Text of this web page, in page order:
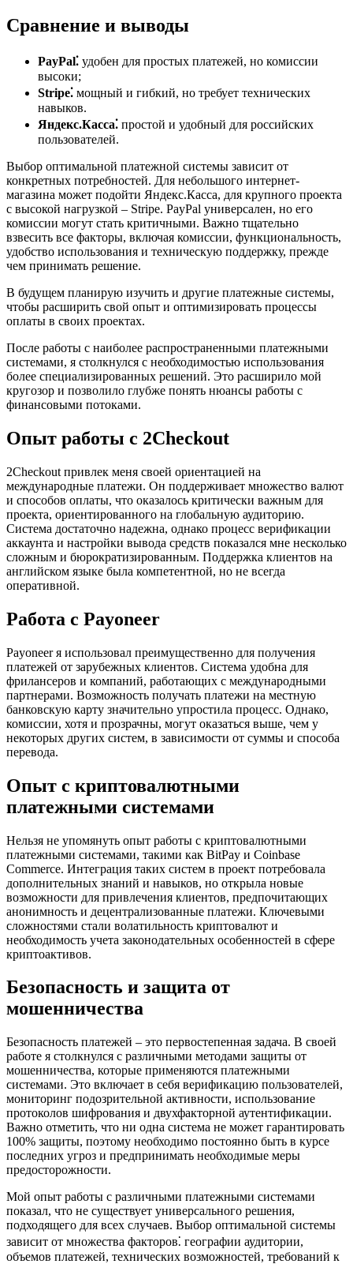
Сравнение и выводы
PayPal⁚ удобен для простых платежей, но комиссии
высоки;
Stripe⁚ мощный и гибкий, но требует технических
навыков.
Яндекс.Касса⁚ простой и удобный для российских
пользователей.
Выбор оптимальной платежной системы зависит от
конкретных потребностей. Для небольшого интернет-
магазина может подойти Яндекс.Касса, для крупного проекта
с высокой нагрузкой – Stripe. PayPal универсален, но его
комиссии могут стать критичными. Важно тщательно
взвесить все факторы, включая комиссии, функциональность,
удобство использования и техническую поддержку, прежде
чем принимать решение.
В будущем планирую изучить и другие платежные системы,
чтобы расширить свой опыт и оптимизировать процессы
оплаты в своих проектах.
После работы с наиболее распространенными платежными
системами, я столкнулся с необходимостью использования
более специализированных решений. Это расширило мой
кругозор и позволило глубже понять нюансы работы с
финансовыми потоками.
Опыт работы с 2Checkout
2Checkout привлек меня своей ориентацией на
международные платежи. Он поддерживает множество валют
и способов оплаты, что оказалось критически важным для
проекта, ориентированного на глобальную аудиторию.
Система достаточно надежна, однако процесс верификации
аккаунта и настройки вывода средств показался мне несколько
сложным и бюрократизированным. Поддержка клиентов на
английском языке была компетентной, но не всегда
оперативной.
Работа с Payoneer
Payoneer я использовал преимущественно для получения
платежей от зарубежных клиентов. Система удобна для
фрилансеров и компаний, работающих с международными
партнерами. Возможность получать платежи на местную
банковскую карту значительно упростила процесс. Однако,
комиссии, хотя и прозрачны, могут оказаться выше, чем у
некоторых других систем, в зависимости от суммы и способа
перевода.
Опыт с криптовалютными
платежными системами
Нельзя не упомянуть опыт работы с криптовалютными
платежными системами, такими как BitPay и Coinbase
Commerce. Интеграция таких систем в проект потребовала
дополнительных знаний и навыков, но открыла новые
возможности для привлечения клиентов, предпочитающих
анонимность и децентрализованные платежи. Ключевыми
сложностями стали волатильность криптовалют и
необходимость учета законодательных особенностей в сфере
криптоактивов.
Безопасность и защита от
мошенничества
Безопасность платежей – это первостепенная задача. В своей
работе я столкнулся с различными методами защиты от
мошенничества, которые применяются платежными
системами. Это включает в себя верификацию пользователей,
мониторинг подозрительной активности, использование
протоколов шифрования и двухфакторной аутентификации.
Важно отметить, что ни одна система не может гарантировать
100% защиты, поэтому необходимо постоянно быть в курсе
последних угроз и предпринимать необходимые меры
предосторожности.
Мой опыт работы с различными платежными системами
показал, что не существует универсального решения,
подходящего для всех случаев. Выбор оптимальной системы
зависит от множества факторов⁚ географии аудитории,
объемов платежей, технических возможностей, требований к